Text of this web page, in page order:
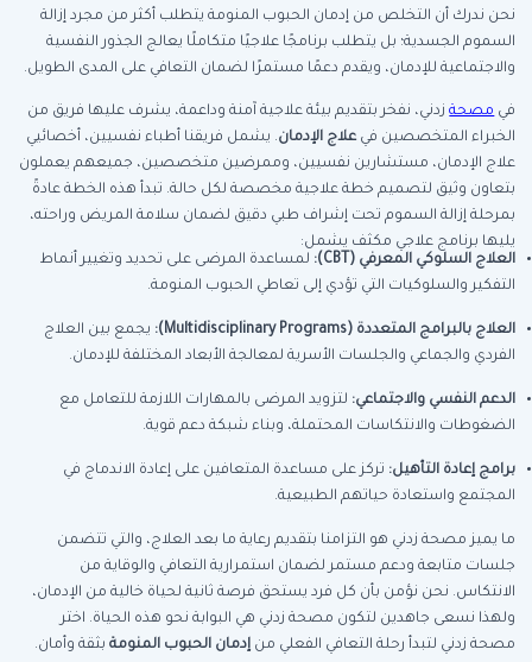
نحن ندرك أن التخلص من إدمان الحبوب المنومة يتطلب أكثر من مجرد إزالة
السموم الجسدية؛ بل يتطلب برنامجًا علاجيًا متكاملًا يعالج الجذور النفسية
والاجتماعية للإدمان، ويقدم دعمًا مستمرًا لضمان التعافي على المدى الطويل.
في مصحةزدني، نفخر بتقديم بيئة علاجية آمنة وداعمة، يشرف عليها فريق من
الخبراء المتخصصين فيعلاج الإدمان. يشمل فريقنا أطباء نفسيين، أخصائيي
علاج الإدمان، مستشارين نفسيين، وممرضين متخصصين، جميعهم يعملون
بتعاون وثيق لتصميم خطة علاجية مخصصة لكل حالة. تبدأ هذه الخطة عادةً
بمرحلة إزالة السموم تحت إشراف طبي دقيق لضمان سلامة المريض وراحته،
يليها برنامج علاجي مكثف يشمل:
العلاج السلوكي المعرفي (CBT):
لمساعدة المرضى على تحديد وتغيير أنماط
التفكير والسلوكيات التي تؤدي إلى تعاطي الحبوب المنومة.
العلاج بالبرامج المتعددة (Multidisciplinary Programs):
يجمع بين العلاج
الفردي والجماعي والجلسات الأسرية لمعالجة الأبعاد المختلفة للإدمان.
الدعم النفسي والاجتماعي: لتزويد المرضى بالمهارات اللازمة للتعامل مع
الضغوطات والانتكاسات المحتملة، وبناء شبكة دعم قوية.
برامج إعادة التأهيل: تركز على مساعدة المتعافين على إعادة الاندماج في
المجتمع واستعادة حياتهم الطبيعية.
ما يميز مصحة زدني هو التزامنا بتقديم رعاية ما بعد العلاج، والتي تتضمن
جلسات متابعة ودعم مستمر لضمان استمرارية التعافي والوقاية من
الانتكاس. نحن نؤمن بأن كل فرد يستحق فرصة ثانية لحياة خالية من الإدمان،
ولهذا نسعى جاهدين لتكون مصحة زدني هي البوابة نحو هذه الحياة. اختر
مصحة زدني لتبدأ رحلة التعافي الفعلي من إدمان الحبوب المنومةبثقة وأمان.